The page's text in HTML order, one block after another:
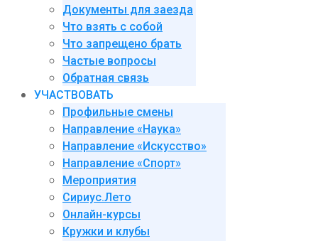
Документы для заезда
Что взять с собой
Что запрещено брать
Частые вопросы
Обратная связь
УЧАСТВОВАТЬ
Профильные смены
Направление «Наука»
Направление «Искусство»
Направление «Спорт»
Мероприятия
Сириус.Лето
Онлайн-курсы
Кружки и клубы